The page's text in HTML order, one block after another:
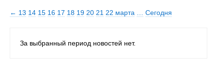
← 13 14 15 16 17 18 19 20 21 22 марта Сегодня
За выбранный период новостей нет.